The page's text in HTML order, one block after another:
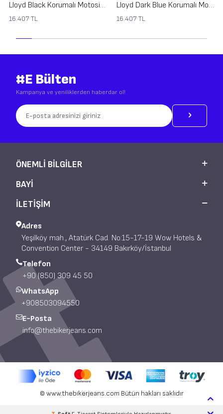
Lloyd Black Korumalı Motosiklet Montu
16.407TL
Lloyd Dark Blue Korumalı Motosiklet Montu
16.407TL
#E Bülten
Kampanya ve yeniliklerden haberdar ol!
ÖNEMLI BILGILER
BAYI
İLETİŞİM
Adres
Yeşilköy mah., Atatürk Cad. No:15-17-19 Wow Hotels &
Convention Center - 34149 Bakırköy/İstanbul
Telefon
+90 (850) 309 45 50
WhatsApp
+908503094550
E-Posta
info@thebikerjeans.com
© www.thebikerjeans.com Bütün hakları saklıdır